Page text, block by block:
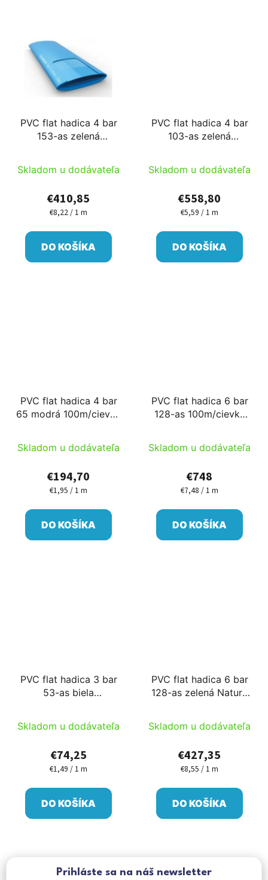
PVC flat hadica 4 bar
153-as zelená
Skladom u dodávateľa
€410,85
Jednotková
€8,22 / 1 m
DO KOŠÍKA
PVC flat hadica 4 bar
103-as zelená
Skladom u dodávateľa
€558,80
Jednotková
€5,59 / 1 m
DO KOŠÍKA
PVC flat hadica 4 bar
65 modrá 100m/cievka
Skladom u dodávateľa
€194,70
Jednotková
€1,95 / 1 m
DO KOŠÍKA
PVC flat hadica 6 bar
128-as 100m/cievka
Skladom u dodávateľa
€748
Jednotková
€7,48 / 1 m
DO KOŠÍKA
PVC flat hadica 3 bar
53-as biela
Skladom u dodávateľa
€74,25
Jednotková
€1,49 / 1 m
DO KOŠÍKA
PVC flat hadica 6 bar
128-as zelená Nature
Skladom u dodávateľa
€427,35
Jednotková
€8,55 / 1 m
DO KOŠÍKA
Prihláste sa na náš newsletter